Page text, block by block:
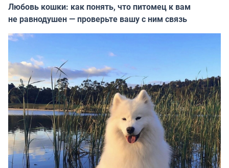
Любовь кошки: как понять, что питомец к вам
не равнодушен — проверьте вашу с ним связь